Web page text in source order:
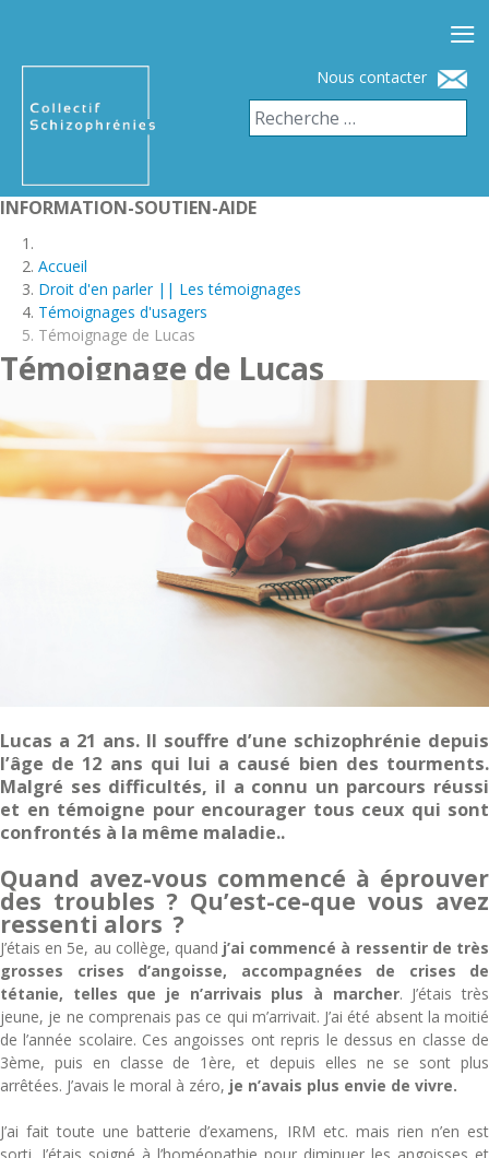
Nous contacter
INFORMATION-SOUTIEN-AIDE
Accueil
Droit d'en parler || Les témoignages
Témoignages d'usagers
Témoignage de Lucas
Témoignage de Lucas
Lucas a 21 ans. Il souffre d’une schizophrénie depuis
l’âge de 12 ans qui lui a causé bien des tourments.
Malgré ses difficultés, il a connu un parcours réussi
et en témoigne pour encourager tous ceux qui sont
confrontés à la même maladie..
Quand avez-vous commencé à éprouver
des troubles ? Qu’est-ce-que vous avez
ressenti alors ?
J’étais en 5e, au collège, quand j’ai commencé à ressentir de très
grosses crises d’angoisse, accompagnées de crises de
tétanie, telles que je n’arrivais plus à marcher. J’étais très
jeune, je ne comprenais pas ce qui m’arrivait. J’ai été absent la moitié
de l’année scolaire. Ces angoisses ont repris le dessus en classe de
3ème, puis en classe de 1ère, et depuis elles ne se sont plus
arrêtées. J’avais le moral à zéro, je n’avais plus envie de vivre.
J’ai fait toute une batterie d’examens, IRM etc. mais rien n’en est
≡